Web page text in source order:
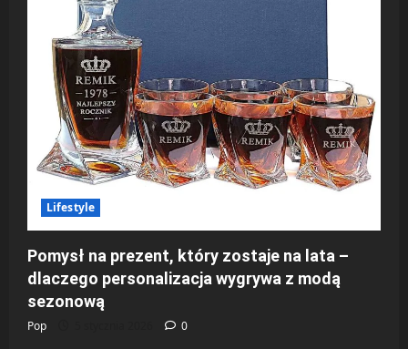
Lifestyle
Pomysł na prezent, który zostaje na lata –
dlaczego personalizacja wygrywa z modą
sezonową
Pop 0